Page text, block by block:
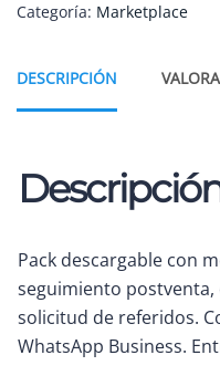
Categoría: Marketplace
DESCRIPCIÓN
Pack descargable con
seguimiento postventa,
solicitud de referidos.
WhatsApp Business.